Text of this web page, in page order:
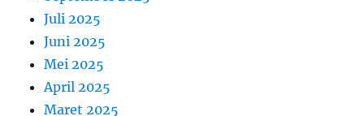
Juli 2025
Juni 2025
Mei 2025
April 2025
Maret 2025